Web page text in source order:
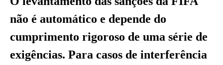
não é automático e depende do
cumprimento rigoroso de uma série de
exigências. Para casos de interferência